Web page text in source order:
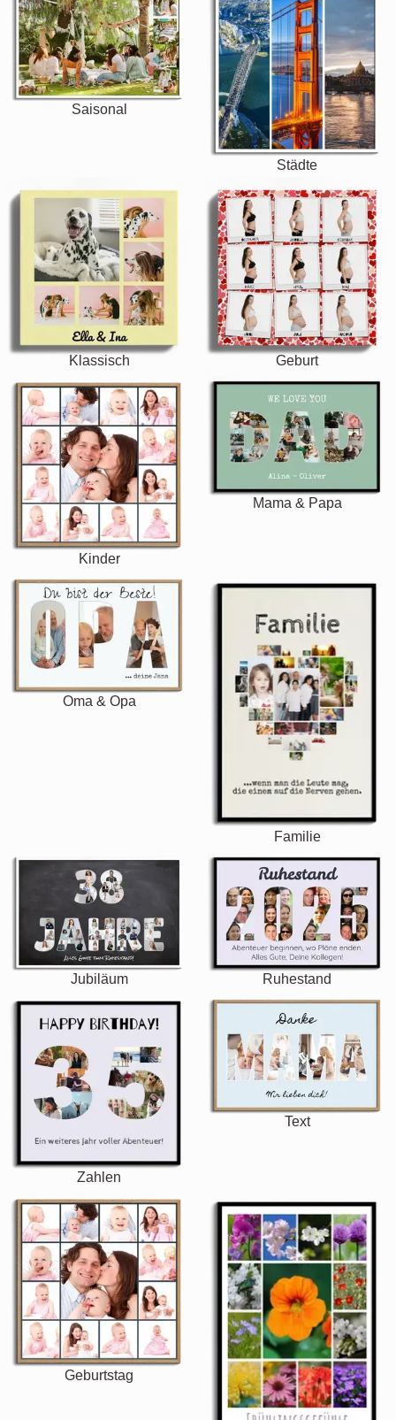
Saisonal
Städte
Klassisch Geburt
Kinder
Mama & Papa
Oma & Opa
Familie
Jubiläum Ruhestand
Zahlen
Text
Geburtstag